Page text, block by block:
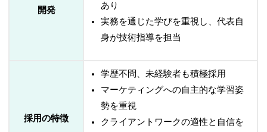
開発
あり
実務を通じた学びを重視し、代表自
身が技術指導を担当
採用の特徴
学歴不問、未経験者も積極採用
マーケティングへの自主的な学習姿
勢を重視
クライアントワークの適性と自信を